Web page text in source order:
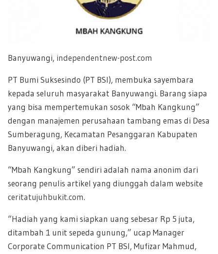
Banyuwangi, independentnew-post.com
PT Bumi Suksesindo (PT BSI), membuka sayembara
kepada seluruh masyarakat Banyuwangi. Barang siapa
yang bisa mempertemukan sosok “Mbah Kangkung”
dengan manajemen perusahaan tambang emas di Desa
Sumberagung, Kecamatan Pesanggaran Kabupaten
Banyuwangi, akan diberi hadiah.
“Mbah Kangkung” sendiri adalah nama anonim dari
seorang penulis artikel yang diunggah dalam website
ceritatujuhbukit.com.
“Hadiah yang kami siapkan uang sebesar Rp 5 juta,
ditambah 1 unit sepeda gunung,” ucap Manager
Corporate Communication PT BSI, Mufizar Mahmud,